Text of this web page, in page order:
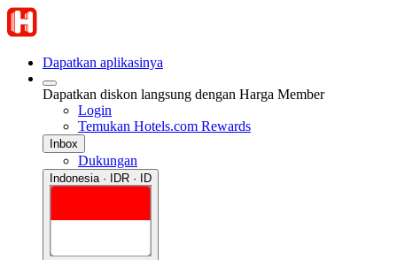
Dapatkan aplikasinya
Dapatkan diskon langsung dengan Harga Member
Login
Temukan Hotels.com Rewards
Inbox
Dukungan
Indonesia · IDR · ID